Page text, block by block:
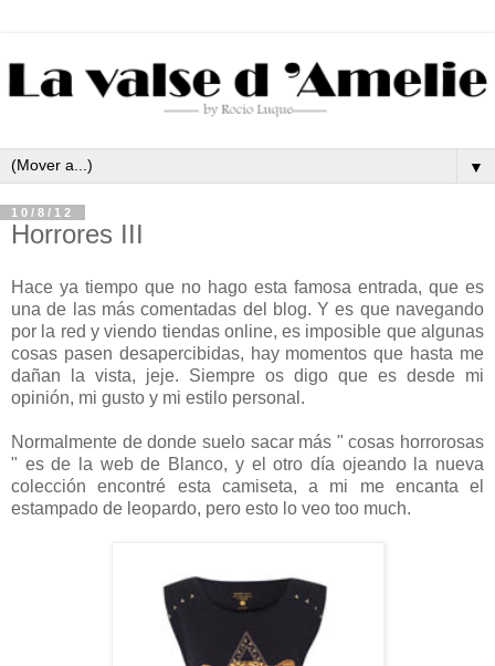
▼
10/8/12
Horrores III
Hace ya tiempo que no hago esta famosa entrada, que es
una de las más comentadas del blog. Y es que navegando
por la red y viendo tiendas online, es imposible que algunas
cosas pasen desapercibidas, hay momentos que hasta me
dañan la vista, jeje. Siempre os digo que es desde mi
opinión, mi gusto y mi estilo personal.
Normalmente de donde suelo sacar más " cosas horrorosas
" es de la web de Blanco, y el otro día ojeando la nueva
colección encontré esta camiseta, a mi me encanta el
estampado de leopardo, pero esto lo veo too much.